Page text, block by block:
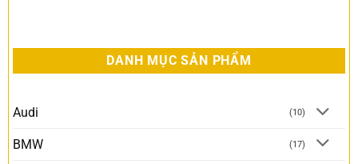
DANH MỤC SẢN PHẨM
Audi (10)
BMW (17)